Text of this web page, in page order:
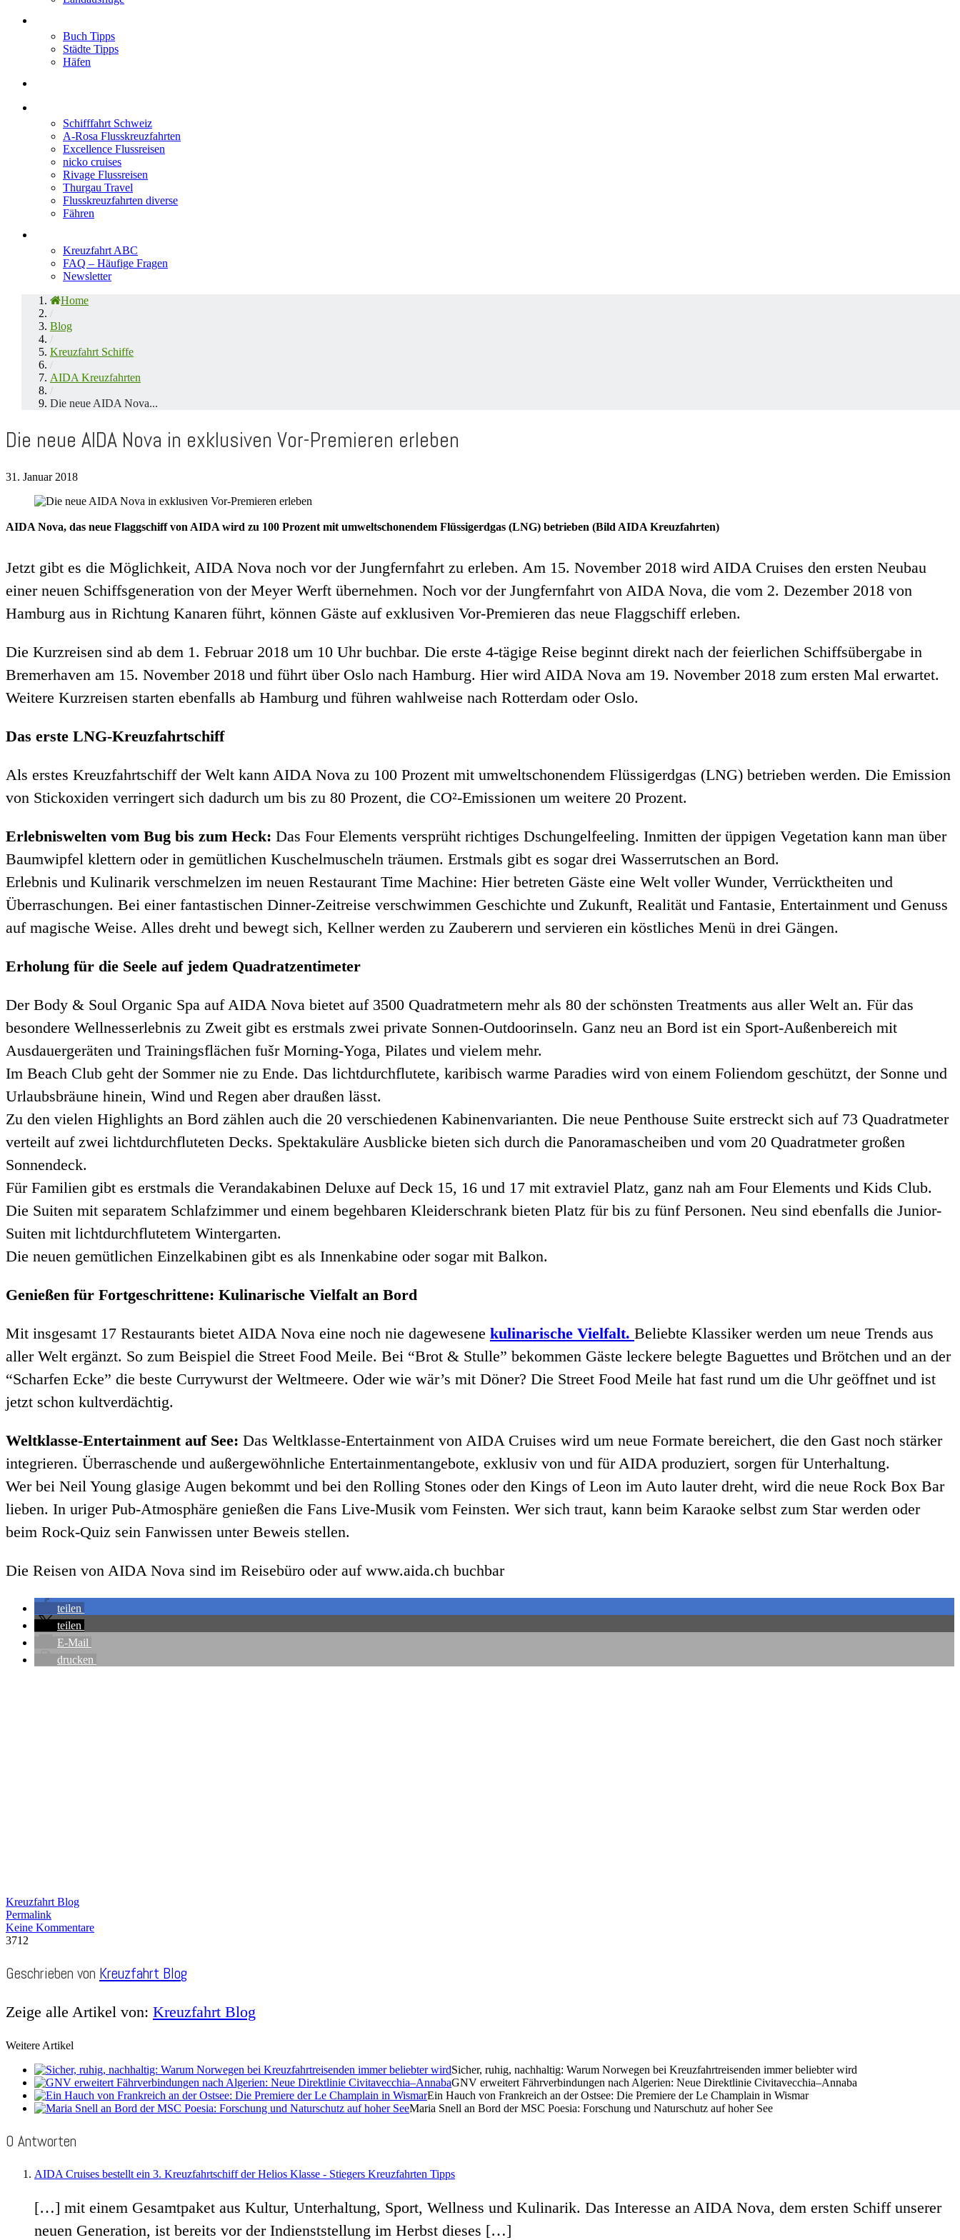
Buch Tipps
Städte Tipps
Häfen
Schifffahrt Schweiz
A-Rosa Flusskreuzfahrten
Excellence Flussreisen
nicko cruises
Rivage Flussreisen
Thurgau Travel
Flusskreuzfahrten diverse
Fähren
Kreuzfahrt ABC
FAQ – Häufige Fragen
Newsletter
Home
/
Blog
/
Kreuzfahrt Schiffe
/
AIDA Kreuzfahrten
/
Die neue AIDA Nova...
Die neue AIDA Nova in exklusiven Vor-Premieren erleben
31. Januar 2018
AIDA Nova, das neue Flaggschiff von AIDA wird zu 100 Prozent mit umweltschonendem Flüssigerdgas (LNG) betrieben (Bild AIDA Kreuzfahrten)
Jetzt gibt es die Möglichkeit, AIDA Nova noch vor der Jungfernfahrt zu erleben. Am 15. November 2018 wird AIDA Cruises den ersten Neubau
einer neuen Schiffsgeneration von der Meyer Werft übernehmen. Noch vor der Jungfernfahrt von AIDA Nova, die vom 2. Dezember 2018 von
Hamburg aus in Richtung Kanaren führt, können Gäste auf exklusiven Vor-Premieren das neue Flaggschiff erleben.
Die Kurzreisen sind ab dem 1. Februar 2018 um 10 Uhr buchbar. Die erste 4-tägige Reise beginnt direkt nach der feierlichen Schiffsübergabe in
Bremerhaven am 15. November 2018 und führt über Oslo nach Hamburg. Hier wird AIDA Nova am 19. November 2018 zum ersten Mal erwartet.
Weitere Kurzreisen starten ebenfalls ab Hamburg und führen wahlweise nach Rotterdam oder Oslo.
Das erste LNG-Kreuzfahrtschiff
Als erstes Kreuzfahrtschiff der Welt kann AIDA Nova zu 100 Prozent mit umweltschonendem Flüssigerdgas (LNG) betrieben werden. Die Emission
von Stickoxiden verringert sich dadurch um bis zu 80 Prozent, die CO²-Emissionen um weitere 20 Prozent.
Erlebniswelten vom Bug bis zum Heck: Das Four Elements versprüht richtiges Dschungelfeeling. Inmitten der üppigen Vegetation kann man über
Baumwipfel klettern oder in gemütlichen Kuschelmuscheln träumen. Erstmals gibt es sogar drei Wasserrutschen an Bord.
Erlebnis und Kulinarik verschmelzen im neuen Restaurant Time Machine: Hier betreten Gäste eine Welt voller Wunder, Verrücktheiten und
Überraschungen. Bei einer fantastischen Dinner-Zeitreise verschwimmen Geschichte und Zukunft, Realität und Fantasie, Entertainment und Genuss
auf magische Weise. Alles dreht und bewegt sich, Kellner werden zu Zauberern und servieren ein köstliches Menü in drei Gängen.
Erholung für die Seele auf jedem Quadratzentimeter
Der Body & Soul Organic Spa auf AIDA Nova bietet auf 3500 Quadratmetern mehr als 80 der schönsten Treatments aus aller Welt an. Für das
besondere Wellnesserlebnis zu Zweit gibt es erstmals zwei private Sonnen-Outdoorinseln. Ganz neu an Bord ist ein Sport-Außenbereich mit
Ausdauergeräten und Trainingsflächen fušr Morning-Yoga, Pilates und vielem mehr.
Im Beach Club geht der Sommer nie zu Ende. Das lichtdurchflutete, karibisch warme Paradies wird von einem Foliendom geschützt, der Sonne und
Urlaubsbräune hinein, Wind und Regen aber draußen lässt.
Zu den vielen Highlights an Bord zählen auch die 20 verschiedenen Kabinenvarianten. Die neue Penthouse Suite erstreckt sich auf 73 Quadratmeter
verteilt auf zwei lichtdurchfluteten Decks. Spektakuläre Ausblicke bieten sich durch die Panoramascheiben und vom 20 Quadratmeter großen
Sonnendeck.
Für Familien gibt es erstmals die Verandakabinen Deluxe auf Deck 15, 16 und 17 mit extraviel Platz, ganz nah am Four Elements und Kids Club.
Die Suiten mit separatem Schlafzimmer und einem begehbaren Kleiderschrank bieten Platz für bis zu fünf Personen. Neu sind ebenfalls die Junior-
Suiten mit lichtdurchflutetem Wintergarten.
Die neuen gemütlichen Einzelkabinen gibt es als Innenkabine oder sogar mit Balkon.
Genießen für Fortgeschrittene: Kulinarische Vielfalt an Bord
Mit insgesamt 17 Restaurants bietet AIDA Nova eine noch nie dagewesene kulinarische Vielfalt. Beliebte Klassiker werden um neue Trends aus
aller Welt ergänzt. So zum Beispiel die Street Food Meile. Bei “Brot & Stulle” bekommen Gäste leckere belegte Baguettes und Brötchen und an der
“Scharfen Ecke” die beste Currywurst der Weltmeere. Oder wie wär’s mit Döner? Die Street Food Meile hat fast rund um die Uhr geöffnet und ist
jetzt schon kultverdächtig.
Weltklasse-Entertainment auf See: Das Weltklasse-Entertainment von AIDA Cruises wird um neue Formate bereichert, die den Gast noch stärker
integrieren. Überraschende und außergewöhnliche Entertainmentangebote, exklusiv von und für AIDA produziert, sorgen für Unterhaltung.
Wer bei Neil Young glasige Augen bekommt und bei den Rolling Stones oder den Kings of Leon im Auto lauter dreht, wird die neue Rock Box Bar
lieben. In uriger Pub-Atmosphäre genießen die Fans Live-Musik vom Feinsten. Wer sich traut, kann beim Karaoke selbst zum Star werden oder
beim Rock-Quiz sein Fanwissen unter Beweis stellen.
Die Reisen von AIDA Nova sind im Reisebüro oder auf www.aida.ch buchbar
teilen
teilen
E-Mail
drucken
Kreuzfahrt Blog
Permalink
Keine Kommentare
3712
Geschrieben von Kreuzfahrt Blog
Zeige alle Artikel von: Kreuzfahrt Blog
Weitere Artikel
Sicher, ruhig, nachhaltig: Warum Norwegen bei Kreuzfahrtreisenden immer beliebter wird
GNV erweitert Fährverbindungen nach Algerien: Neue Direktlinie Civitavecchia–Annaba
Ein Hauch von Frankreich an der Ostsee: Die Premiere der Le Champlain in Wismar
Maria Snell an Bord der MSC Poesia: Forschung und Naturschutz auf hoher See
0 Antworten
AIDA Cruises bestellt ein 3. Kreuzfahrtschiff der Helios Klasse - Stiegers Kreuzfahrten Tipps
[…] mit einem Gesamtpaket aus Kultur, Unterhaltung, Sport, Wellness und Kulinarik. Das Interesse an AIDA Nova, dem ersten Schiff unserer
neuen Generation, ist bereits vor der Indienststellung im Herbst dieses […]